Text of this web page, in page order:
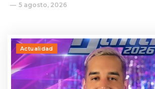
5 agosto, 2026
Actualidad